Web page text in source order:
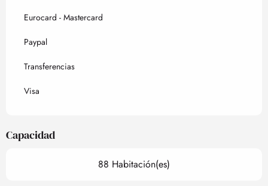
Eurocard - Mastercard
Paypal
Transferencias
Visa
Capacidad
88 Habitación(es)